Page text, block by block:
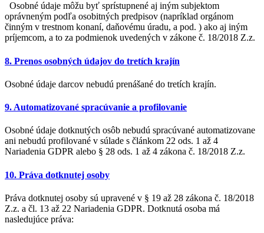
Osobné údaje môžu byť sprístupnené aj iným subjektom
oprávneným podľa osobitných predpisov (napríklad orgánom
činným v trestnom konaní, daňovému úradu, a pod. ) ako aj iným
príjemcom, a to za podmienok uvedených v zákone č. 18/2018 Z.z.
8. Prenos osobných údajov do tretích krajín
Osobné údaje darcov nebudú prenášané do tretích krajín.
9. Automatizované spracúvanie a profilovanie
Osobné údaje dotknutých osôb nebudú spracúvané automatizovane
ani nebudú profilované v súlade s článkom 22 ods. 1 až 4
Nariadenia GDPR alebo § 28 ods. 1 až 4 zákona č. 18/2018 Z.z.
10. Práva dotknutej osoby
Práva dotknutej osoby sú upravené v § 19 až 28 zákona č. 18/2018
Z.z. a čl. 13 až 22 Nariadenia GDPR. Dotknutá osoba má
nasledujúce práva: